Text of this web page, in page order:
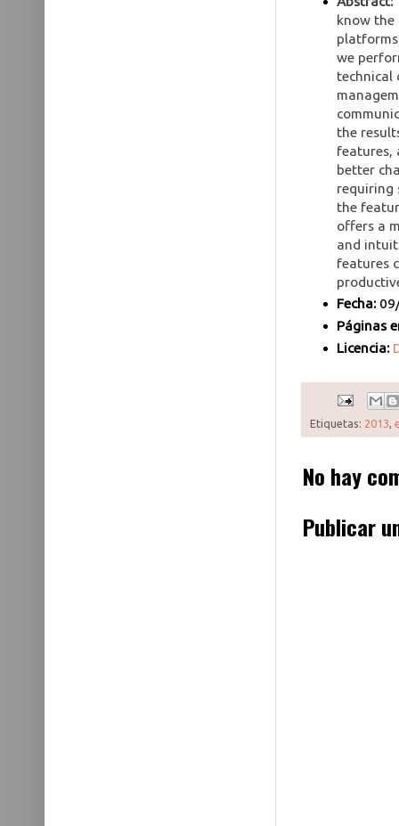
know the
we
technical
the
features,
better
requiring
the
offers a
and
features
Fecha:
Páginas
Licencia:
Etiquetas: 2013,
No hay
Publicar